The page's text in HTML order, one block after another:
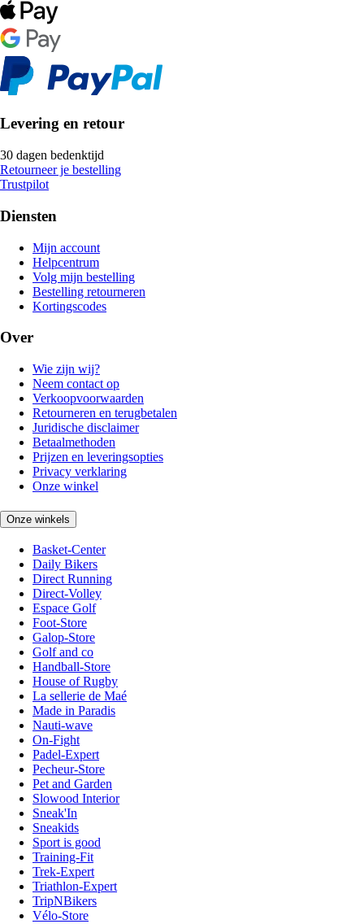
Levering en retour
30 dagen bedenktijd
Retourneer je bestelling
Trustpilot
Diensten
Mijn account
Helpcentrum
Volg mijn bestelling
Bestelling retourneren
Kortingscodes
Over
Wie zijn wij?
Neem contact op
Verkoopvoorwaarden
Retourneren en terugbetalen
Juridische disclaimer
Betaalmethoden
Prijzen en leveringsopties
Privacy verklaring
Onze winkel
Onze winkels
Basket-Center
Daily Bikers
Direct Running
Direct-Volley
Espace Golf
Foot-Store
Galop-Store
Golf and co
Handball-Store
House of Rugby
La sellerie de Maé
Made in Paradis
Nauti-wave
On-Fight
Padel-Expert
Pecheur-Store
Pet and Garden
Slowood Interior
Sneak'In
Sneakids
Sport is good
Training-Fit
Trek-Expert
Triathlon-Expert
TripNBikers
Vélo-Store